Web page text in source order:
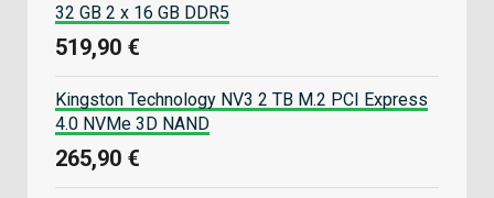
32 GB 2 x 16 GB DDR5
519,90 €
Kingston Technology NV3 2 TB M.2 PCI Express
4.0 NVMe 3D NAND
265,90 €